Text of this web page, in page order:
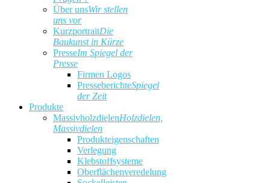
Über unsWir stellen
uns vor
KurzportraitDie
Baukunst in Kürze
PresseIm Spiegel der
Presse
Firmen Logos
PresseberichteSpiegel
der Zeit
Produkte
MassivholzdielenHolzdielen,
Massivdielen
Produkteigenschaften
Verlegung
Klebstoffsysteme
Oberflächenveredelung